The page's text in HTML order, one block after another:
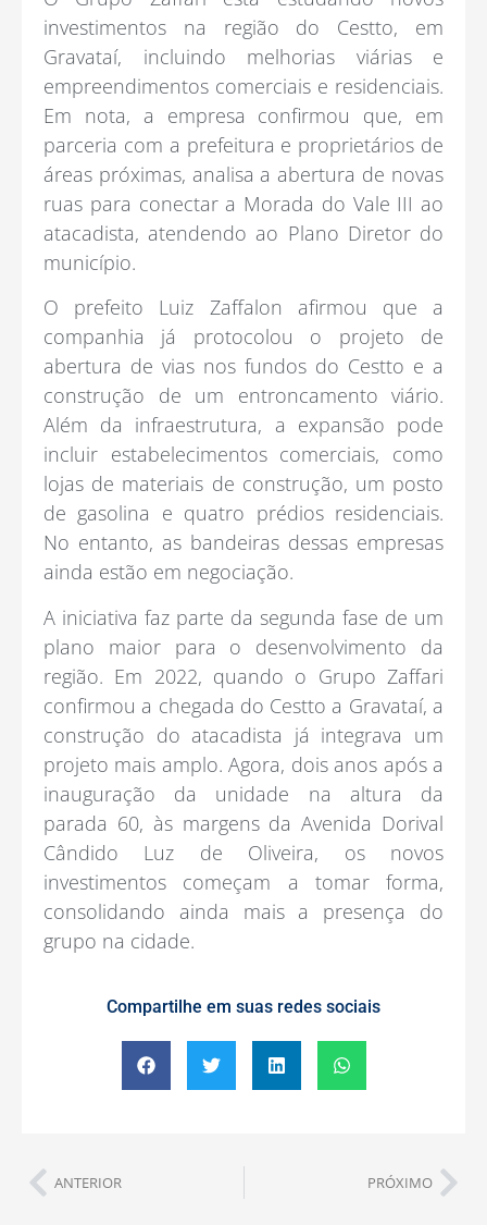
investimentos na região do Cestto, em
Gravataí, incluindo melhorias viárias e
empreendimentos comerciais e residenciais.
Em nota, a empresa confirmou que, em
parceria com a prefeitura e proprietários de
áreas próximas, analisa a abertura de novas
ruas para conectar a Morada do Vale III ao
atacadista, atendendo ao Plano Diretor do
município.
O prefeito Luiz Zaffalon afirmou que a
companhia já protocolou o projeto de
abertura de vias nos fundos do Cestto e a
construção de um entroncamento viário.
Além da infraestrutura, a expansão pode
incluir estabelecimentos comerciais, como
lojas de materiais de construção, um posto
de gasolina e quatro prédios residenciais.
No entanto, as bandeiras dessas empresas
ainda estão em negociação.
A iniciativa faz parte da segunda fase de um
plano maior para o desenvolvimento da
região. Em 2022, quando o Grupo Zaffari
confirmou a chegada do Cestto a Gravataí, a
construção do atacadista já integrava um
projeto mais amplo. Agora, dois anos após a
inauguração da unidade na altura da
parada 60, às margens da Avenida Dorival
Cândido Luz de Oliveira, os novos
investimentos começam a tomar forma,
consolidando ainda mais a presença do
grupo na cidade.
Compartilhe em suas redes sociais
ANTERIOR PRÓXIMO